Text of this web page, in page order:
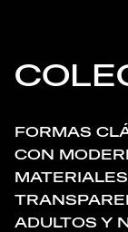
FORMAS
CON
ADULTOS Y